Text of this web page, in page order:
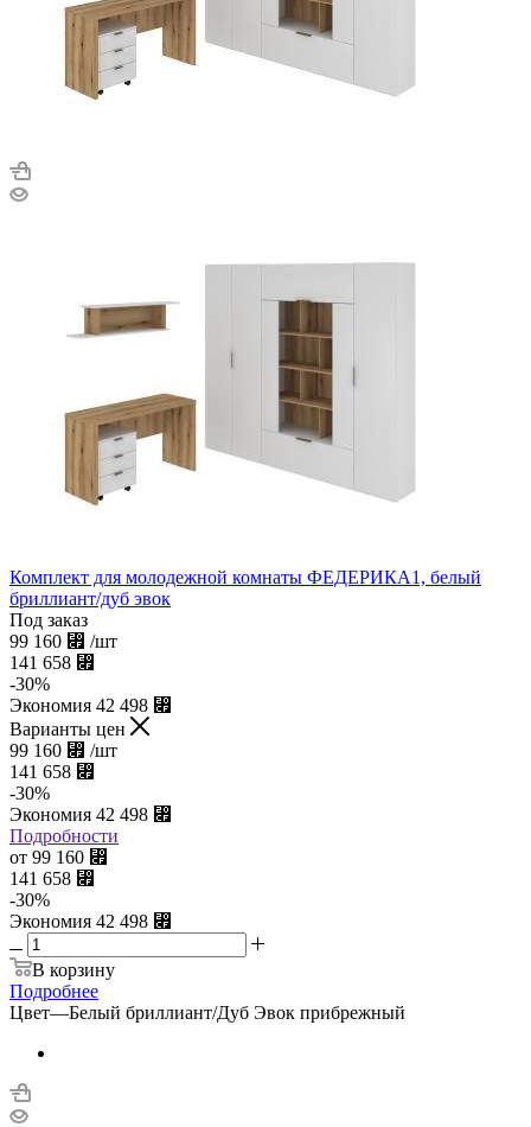
Комплект для молодежной комнаты ФЕДЕРИКА1, белый
бриллиант/дуб эвок
Под заказ
99 160 ⃏ /шт
141 658 ⃏
-30%
Экономия 42 498 ⃏
Варианты цен
99 160 ⃏ /шт
141 658 ⃏
-30%
Экономия 42 498 ⃏
Подробности
от 99 160 ⃏
141 658 ⃏
-30%
Экономия 42 498 ⃏
В корзину
Подробнее
Цвет—Белый бриллиант/Дуб Эвок прибрежный